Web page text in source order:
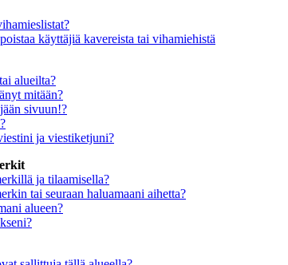
käyttäjiä kavereista tai vihamiehistä
alueilta?
mitään?
sivuun!?
ja viestiketjuni?
ja tilaamisella?
tai seuraan haluamaani aihetta?
alueen?